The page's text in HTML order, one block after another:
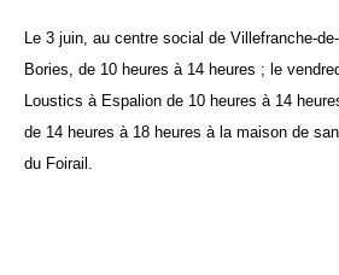
Le 3 juin, au centre social de Villefranche-
Bories, de 10 heures à 14 heures ; le
Loustics à Espalion de 10 heures à 14
de 14 heures à 18 heures à la maison de
du Foirail.